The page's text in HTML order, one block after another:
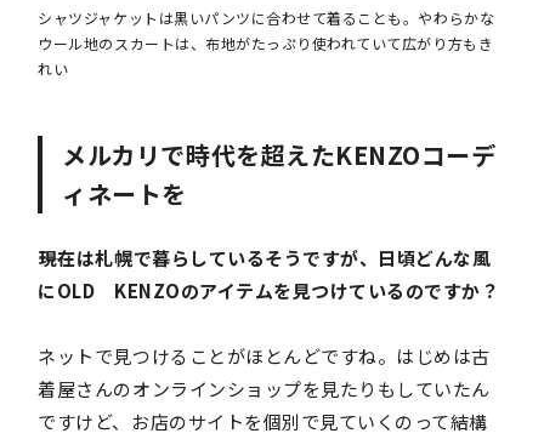
シャツジャケットは黒いパンツに合わせて着ることも。やわらかな
ウール地のスカートは、布地がたっぷり使われていて広がり方もき
れい
メルカリで時代を超えたKENZOコーデ
ィネートを
――現在は札幌で暮らしているそうですが、日頃どんな風
にOLD KENZOのアイテムを見つけているのですか？
ネットで見つけることがほとんどですね。はじめは古
着屋さんのオンラインショップを見たりもしていたん
ですけど、お店のサイトを個別で見ていくのって結構